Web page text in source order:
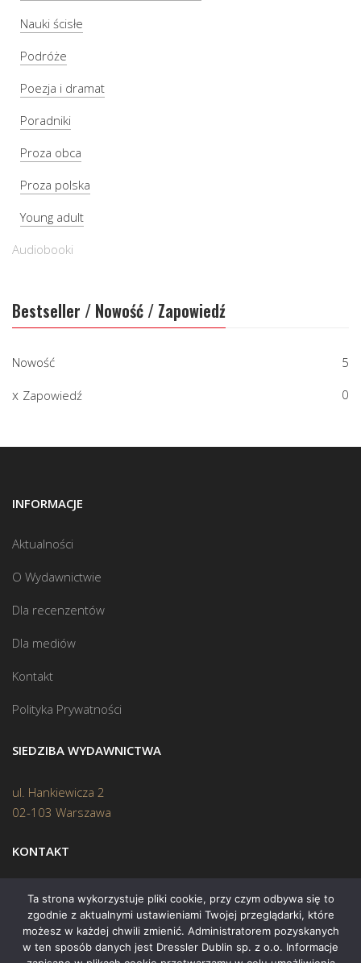
Nauki ścisłe
Podróże
Poezja i dramat
Poradniki
Proza obca
Proza polska
Young adult
Audiobooki
Bestseller / Nowość / Zapowiedź
Nowość 5
Zapowiedź 0
INFORMACJE
Aktualności
O Wydawnictwie
Dla recenzentów
Dla mediów
Kontakt
Polityka Prywatności
SIEDZIBA WYDAWNICTWA
ul. Hankiewicza 2
02-103 Warszawa
KONTAKT
Biuro:(22) 45 70 402
Mail:biuro@swiatksiazki.pl
Ta strona wykorzystuje pliki cookie, przy czym odbywa się to
zgodnie z aktualnymi ustawieniami Twojej przeglądarki, które
możesz w każdej chwili zmienić. Administratorem pozyskanych
w ten sposób danych jest Dressler Dublin sp. z o.o. Informacje